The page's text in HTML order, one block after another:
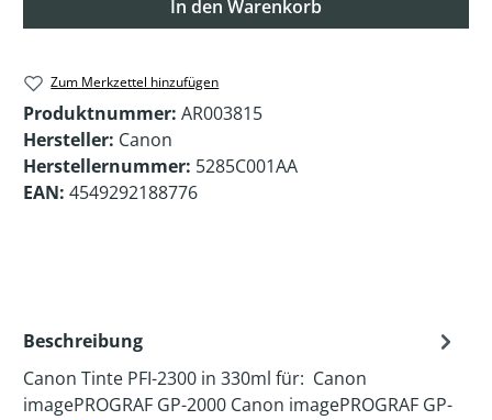
In den Warenkorb
Zum Merkzettel hinzufügen
Produktnummer: AR003815
Hersteller: Canon
Herstellernummer: 5285C001AA
EAN: 4549292188776
Beschreibung
Canon Tinte PFI-2300 in 330ml für: Canon
imagePROGRAF GP-2000 Canon imagePROGRAF GP-